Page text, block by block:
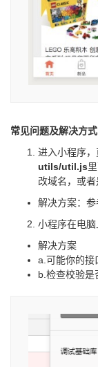
常见问题及解决方式
进入小程序
utils/util.js
改域名，或
解决方案：
小程序在电
解决方案
a.可能你的接
b.检查校验是